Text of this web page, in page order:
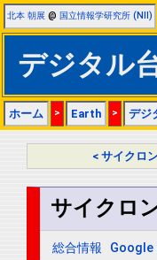
北本 朝展 @ 国立情報学研究所 (NII)
デジタル
ホーム > Earth > デジ
< サイクロ
サイクロ
総合情報 Google